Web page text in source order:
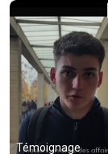
Témoignage